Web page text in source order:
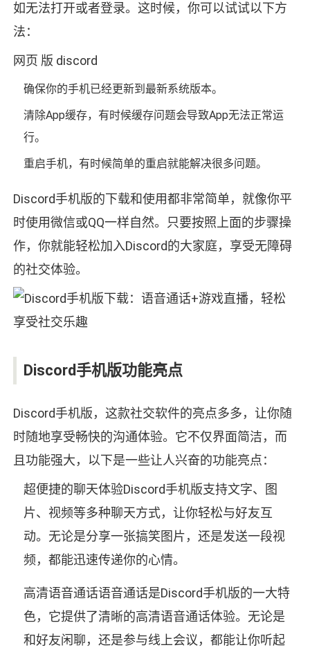
如无法打开或者登录。这时候，你可以试试以下方
法：
网页 版 discord
确保你的手机已经更新到最新系统版本。
清除App缓存，有时候缓存问题会导致App无法正常运
行。
重启手机，有时候简单的重启就能解决很多问题。
Discord手机版的下载和使用都非常简单，就像你平
时使用微信或QQ一样自然。只要按照上面的步骤操
作，你就能轻松加入Discord的大家庭，享受无障碍
的社交体验。
Discord手机版功能亮点
Discord手机版，这款社交软件的亮点多多，让你随
时随地享受畅快的沟通体验。它不仅界面简洁，而
且功能强大，以下是一些让人兴奋的功能亮点：
超便捷的聊天体验Discord手机版支持文字、图
片、视频等多种聊天方式，让你轻松与好友互
动。无论是分享一张搞笑图片，还是发送一段视
频，都能迅速传递你的心情。
高清语音通话语音通话是Discord手机版的一大特
色，它提供了清晰的高清语音通话体验。无论是
和好友闲聊，还是参与线上会议，都能让你听起